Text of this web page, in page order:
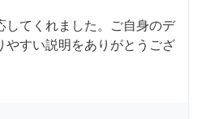
してくれました。ご自身のデ
やすい説明をありがとうござ